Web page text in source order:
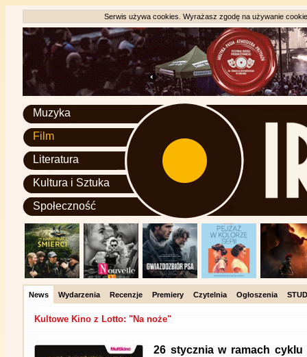
Serwis używa cookies. Wyrażasz zgodę na używanie
Muzyka
Film
Literatura
Kultura i Sztuka
Społeczność
News Wydarzenia Recenzje Premiery Czytelnia Ogłoszenia
Kultowe Kino z Lotto: "Na noże"
26 stycznia w ramach